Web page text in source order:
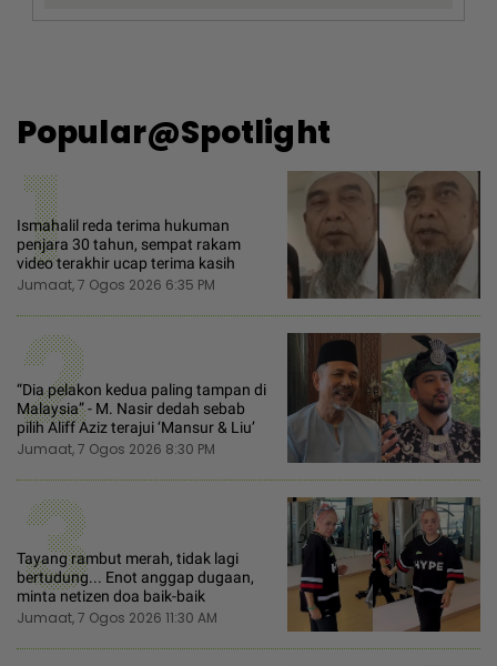
Popular@Spotlight
1
Ismahalil reda terima hukuman
penjara 30 tahun, sempat rakam
video terakhir ucap terima kasih
Jumaat, 7 Ogos 2026 6:35 PM
2
“Dia pelakon kedua paling tampan di
Malaysia” - M. Nasir dedah sebab
pilih Aliff Aziz terajui ‘Mansur & Liu’
Jumaat, 7 Ogos 2026 8:30 PM
3
Tayang rambut merah, tidak lagi
bertudung... Enot anggap dugaan,
minta netizen doa baik-baik
Jumaat, 7 Ogos 2026 11:30 AM